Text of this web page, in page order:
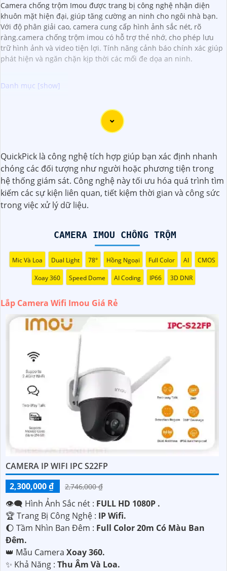
Camera chống trộm Imou được trang bị công nghệ nhận diện
khuôn mặt hiện đại, giúp tăng cường an ninh cho ngôi nhà bạn.
Với độ phân giải cao, camera cung cấp hình ảnh sắc nét, rõ
ràng.camera chống trộm imou có hỗ trợ thẻ nhớ, cho phép lưu
trữ hình ảnh và video tiện lợi. Tính năng cảnh báo chính xác giúp
phát hiện và ngăn chặn kịp thời các mối đe dọa an ninh.
Dưới đây là 5 lý do để bạn chọn lắp Camera Wifi Imou giá
Giá cả phải chăng: Camera Wifi Imou cung cấp các
động, và chất lượng hình ảnh tốt mà vẫn có mức giá hấp
dẫn.
➲2:Dễ dàng lắp đặt: Camera Imou được thiết kế dễ dàng
lắp đặt, bạn có thể tự cài đặt và sử dụng mà không cần
phải thuê dịch vụ chuyên nghiệp.
một trong những công ty hàng đầu trong lĩnh vực an ninh
và giám sát, vì vậy bạn có thể tin tưởng vào chất lượng của
sản phẩm.
🏘4:Tích hợp công nghệ mới: Camera Wifi Imou thường
được tích hợp các công nghệ mới như trí tuệ nhân tạo,
năng bảo mật.
5:Hỗ trợ dịch vụ sau bán hàng: Imou cung cấp dịch vụ
hỗ trợ khách hàng tốt sau khi mua sản phẩm, bảo đảm
rằng bạn sẽ có sự trợ giúp nhanh chóng khi cần thiết.
Hy vọng những thông tin trên giúp bạn tìm được lựa chọn
hoàn hảo cho Camera Wifi Imou giá rẻ.
QuickPick là công nghệ tích hợp giúp bạn xác định nhanh
chóng các đối tượng như người hoặc phương tiện trong
hệ thống giám sát. Công nghệ này tối ưu hóa quá trình tìm
kiếm các sự kiện liên quan, tiết kiệm thời gian và công sức
trong việc xử lý dữ liệu.
CAMERA IMOU CHỐNG TRỘM
Mic Và Loa Dual Light 78° Hồng Ngoại Full Color AI CMOS
Xoay 360 Speed Dome AI Coding IP66 3D DNR
Lắp Camera Wifi Imou Giá Rẻ
CAMERA IP WIFI IPC S22FP
2,300,000 ₫
2,746,000 ₫
👁️‍🗨 Hình Ảnh Sắc nét : FULL HD 1080P .
🏆 Trang Bị Công Nghệ : IP Wifi.
🌔 Tầm Nhìn Ban Đêm : Full Color 20m Có Màu Ban
Đêm.
👑 Mẫu Camera Xoay 360.
️✨ Khả Năng : Thu Âm Và Loa.